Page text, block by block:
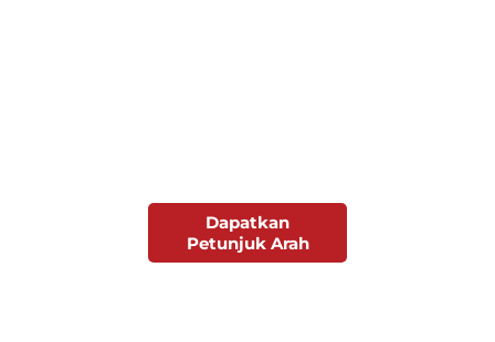
Dapatkan
Petunjuk Arah